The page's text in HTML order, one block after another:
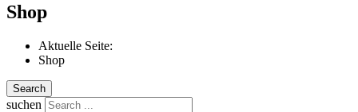
Shop
Aktuelle Seite:
Shop
Search
suchen